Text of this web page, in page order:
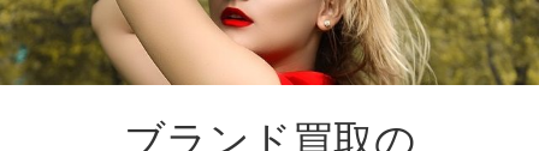
ブランド買取の